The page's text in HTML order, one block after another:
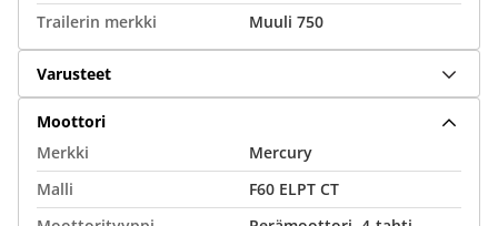
Trailerin merkki
Muuli 750
Varusteet
Moottori
Merkki
Mercury
Malli
F60 ELPT CT